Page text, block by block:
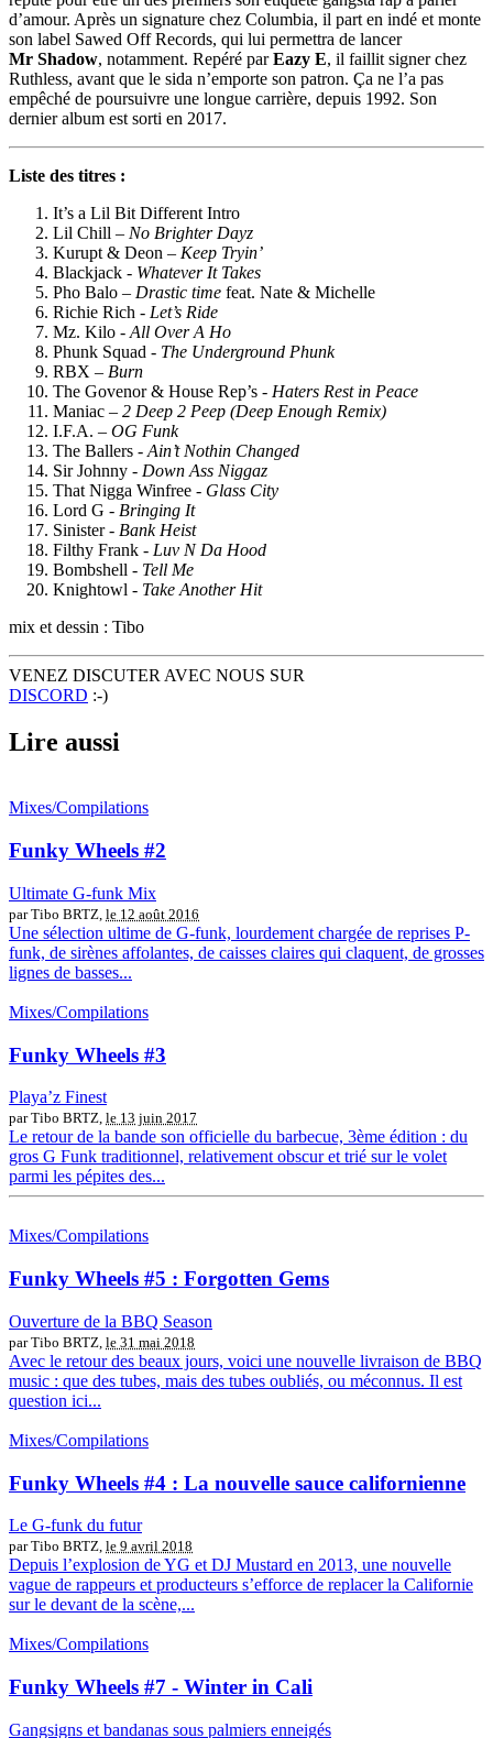
d’amour. Après un signature chez Columbia, il part en indé et monte
son label Sawed Off Records, qui lui permettra de lancer
Mr Shadow, notamment. Repéré parEazy E, il faillit signer chez
Ruthless, avant que le sida n’emporte son patron. Ça ne l’a pas
empêché de poursuivre une longue carrière, depuis 1992. Son
dernier album est sorti en 2017.
Liste des titres :
It’s a Lil Bit Different Intro
Lil Chill – No Brighter Dayz
Kurupt & Deon – Keep Tryin’
Blackjack - Whatever It Takes
Pho Balo – Drastic time feat. Nate & Michelle
Richie Rich - Let’s Ride
Mz. Kilo - All Over A Ho
Phunk Squad - The Underground Phunk
RBX – Burn
The Govenor & House Rep’s - Haters Rest in Peace
Maniac – 2 Deep 2 Peep (Deep Enough Remix)
I.F.A. – OG Funk
The Ballers - Ain’t Nothin Changed
Sir Johnny - Down Ass Niggaz
That Nigga Winfree - Glass City
Lord G - Bringing It
Sinister - Bank Heist
Filthy Frank - Luv N Da Hood
Bombshell - Tell Me
Knightowl - Take Another Hit
mix et dessin : Tibo
VENEZ DISCUTER AVEC NOUS SUR
DISCORD :-)
Lire aussi
Mixes/Compilations
Funky Wheels #2
Ultimate G-funk Mix
par Tibo BRTZ, le 12 août 2016
Une sélection ultime de G-funk, lourdement chargée de reprises P-
funk, de sirènes affolantes, de caisses claires qui claquent, de grosses
lignes de basses...
Mixes/Compilations
Funky Wheels #3
Playa’z Finest
par Tibo BRTZ, le 13 juin 2017
Le retour de la bande son officielle du barbecue, 3ème édition : du
gros G Funk traditionnel, relativement obscur et trié sur le volet
parmi les pépites des...
Mixes/Compilations
Funky Wheels #5 : Forgotten Gems
Ouverture de la BBQ Season
par Tibo BRTZ, le 31 mai 2018
Avec le retour des beaux jours, voici une nouvelle livraison de BBQ
music : que des tubes, mais des tubes oubliés, ou méconnus. Il est
question ici...
Mixes/Compilations
Funky Wheels #4 : La nouvelle sauce californienne
Le G-funk du futur
par Tibo BRTZ, le 9 avril 2018
Depuis l’explosion de YG et DJ Mustard en 2013, une nouvelle
vague de rappeurs et producteurs s’efforce de replacer la Californie
sur le devant de la scène,...
Mixes/Compilations
Funky Wheels #7 - Winter in Cali
Gangsigns et bandanas sous palmiers enneigés